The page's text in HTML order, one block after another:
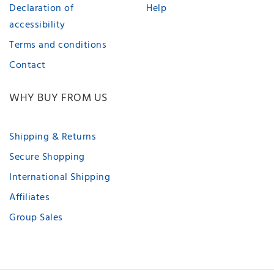
Declaration of
accessibility
Terms and conditions
Contact
Help
WHY BUY FROM US
Shipping & Returns
Secure Shopping
International Shipping
Affiliates
Group Sales